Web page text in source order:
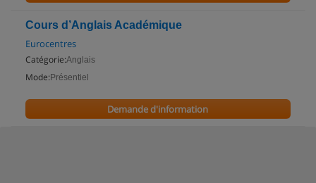
Cours d’Anglais Académique
Eurocentres
Catégorie:Anglais
Mode: Présentiel
Demande d'information